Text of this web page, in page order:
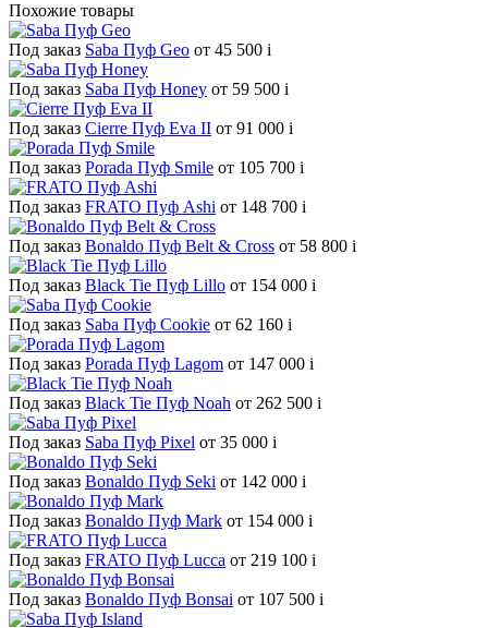
Похожие товары
Под заказ Saba Пуф Geo от 45 500 i
Под заказ Saba Пуф Honey от 59 500 i
Под заказ Cierre Пуф Eva II от 91 000 i
Под заказ Porada Пуф Smile от 105 700 i
Под заказ FRATO Пуф Ashi от 148 700 i
Под заказ Bonaldo Пуф Belt & Cross от 58 800 i
Под заказ Black Tie Пуф Lillo от 154 000 i
Под заказ Saba Пуф Cookie от 62 160 i
Под заказ Porada Пуф Lagom от 147 000 i
Под заказ Black Tie Пуф Noah от 262 500 i
Под заказ Saba Пуф Pixel от 35 000 i
Под заказ Bonaldo Пуф Seki от 142 000 i
Под заказ Bonaldo Пуф Mark от 154 000 i
Под заказ FRATO Пуф Lucca от 219 100 i
Под заказ Bonaldo Пуф Bonsai от 107 500 i